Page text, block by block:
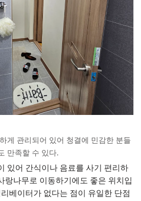
게 관리되어 있어 청결에 민감한 분들
만족할 수 있다.
있어 간식이나 음료를 사기 편리하
랑나무로 이동하기에도 좋은 위치입
베이터가 없다는 점이 유일한 단점